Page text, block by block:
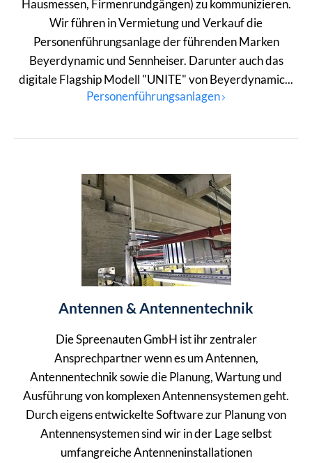
Hausmessen, Firmenrundgängen) zu kommunizieren.
Wir führen in Vermietung und Verkauf die
Personenführungsanlage der führenden Marken
Beyerdynamic und Sennheiser. Darunter auch das
digitale Flagship Modell "UNITE" von Beyerdynamic...
Personenführungsanlagen
Antennen & Antennentechnik
Die Spreenauten GmbH ist ihr zentraler
Ansprechpartner wenn es um Antennen,
Antennentechnik sowie die Planung, Wartung und
Ausführung von komplexen Antennensystemen geht.
Durch eigens entwickelte Software zur Planung von
Antennensystemen sind wir in der Lage selbst
umfangreiche Antenneninstallationen